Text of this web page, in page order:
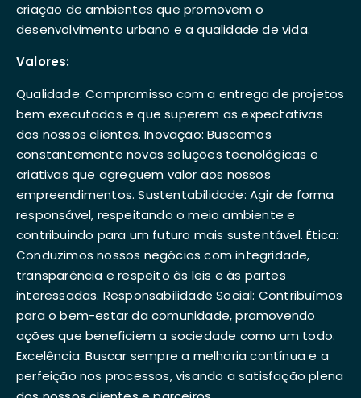
criação de ambientes que promovem o
desenvolvimento urbano e a qualidade de vida.
Valores:
Qualidade: Compromisso com a entrega de projetos
bem executados e que superem as expectativas
dos nossos clientes. Inovação: Buscamos
constantemente novas soluções tecnológicas e
criativas que agreguem valor aos nossos
empreendimentos. Sustentabilidade: Agir de forma
responsável, respeitando o meio ambiente e
contribuindo para um futuro mais sustentável. Ética:
Conduzimos nossos negócios com integridade,
transparência e respeito às leis e às partes
interessadas. Responsabilidade Social: Contribuímos
para o bem-estar da comunidade, promovendo
ações que beneficiem a sociedade como um todo.
Excelência: Buscar sempre a melhoria contínua e a
perfeição nos processos, visando a satisfação plena